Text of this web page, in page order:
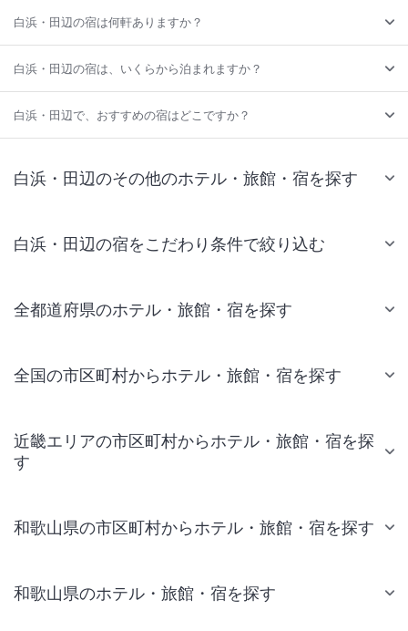
白浜・田辺の宿は何軒ありますか？
白浜・田辺の宿は、いくらから泊まれますか？
白浜・田辺で、おすすめの宿はどこですか？
白浜・田辺のその他のホテル・旅館・宿を探す
白浜・田辺の宿をこだわり条件で絞り込む
全都道府県のホテル・旅館・宿を探す
全国の市区町村からホテル・旅館・宿を探す
近畿エリアの市区町村からホテル・旅館・宿を探
す
和歌山県の市区町村からホテル・旅館・宿を探す
和歌山県のホテル・旅館・宿を探す